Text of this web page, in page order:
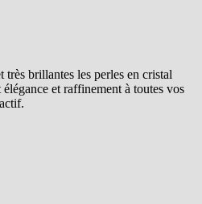
très brillantes les perles en cristal
et raffinement à toutes vos